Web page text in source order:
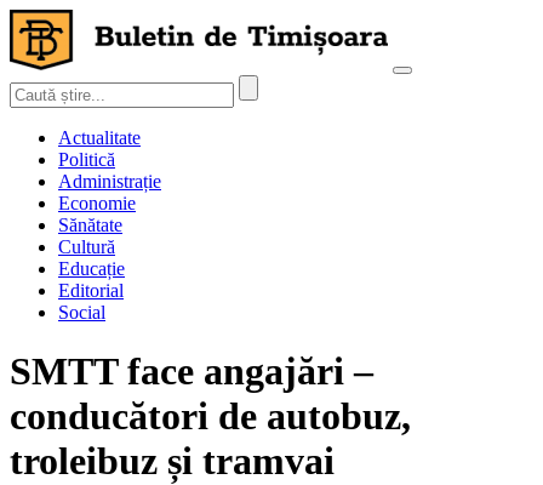
Actualitate
Politică
Administrație
Economie
Sănătate
Cultură
Educație
Editorial
Social
SMTT face angajări –
conducători de autobuz,
troleibuz și tramvai